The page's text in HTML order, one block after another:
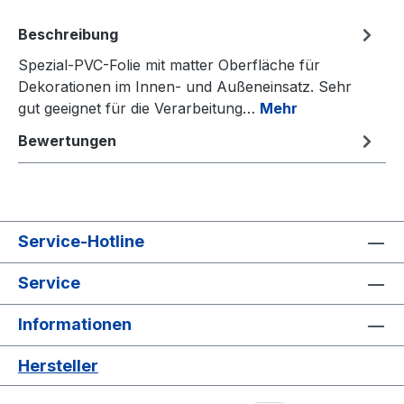
Beschreibung
Spezial-PVC-Folie mit matter Oberfläche für
Dekorationen im Innen- und Außeneinsatz. Sehr
gut geeignet für die Verarbeitung… Mehr
Bewertungen
Service-Hotline
Service
Informationen
Hersteller